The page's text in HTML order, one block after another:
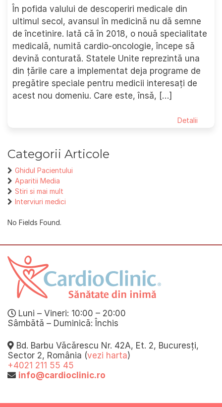
În pofida valului de descoperiri medicale din
ultimul secol, avansul în medicină nu dă semne
de încetinire. Iată că în 2018, o nouă specialitate
medicală, numită cardio-oncologie, începe să
devină conturată. Statele Unite reprezintă una
din țările care a implementat deja programe de
pregătire speciale pentru medicii interesați de
acest nou domeniu. Care este, însă, […]
Detalii
Categorii Articole
Ghidul Pacientului
Aparitii Media
Stiri si mai mult
Interviuri medici
No Fields Found.
Luni – Vineri: 10:00 – 20:00
Sâmbătă – Duminică: Închis
Bd. Barbu Văcărescu Nr. 42A, Et. 2, Bucuresți,
Sector 2, România (vezi harta)
+4021 211 55 45
info@cardioclinic.ro